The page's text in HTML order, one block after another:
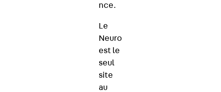
nce.
Le
Neuro
est le
seul
site
au